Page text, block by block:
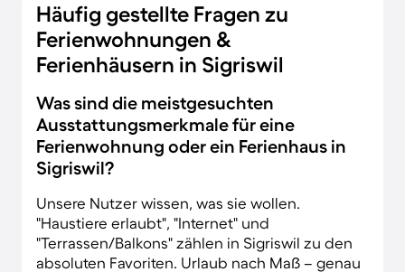
Häufig gestellte Fragen zu
Ferienwohnungen &
Ferienhäusern in Sigriswil
Was sind die meistgesuchten
Ausstattungsmerkmale für eine
Ferienwohnung oder ein Ferienhaus in
Sigriswil?
Unsere Nutzer wissen, was sie wollen.
"Haustiere erlaubt", "Internet" und
"Terrassen/Balkons" zählen in Sigriswil zu den
absoluten Favoriten. Urlaub nach Maß – genau